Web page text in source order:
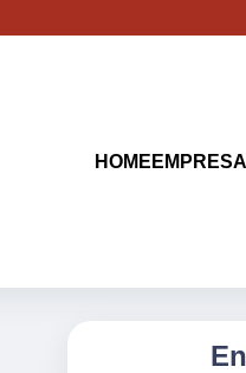
HOME EMPRESA